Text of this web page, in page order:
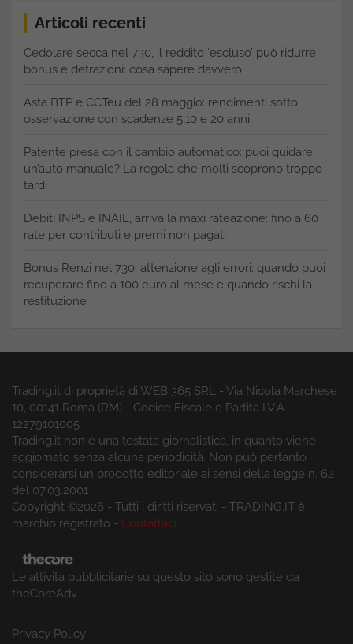
Articoli recenti
Cedolare secca nel 730, il reddito ‘escluso’ può ridurre
bonus e detrazioni: cosa sapere davvero
Asta BTP e CCTeu del 28 maggio: rendimenti sotto
osservazione con scadenze 5,10 e 20 anni
Patente presa con il cambio automatico: puoi guidare
un’auto manuale? La regola che molti scoprono troppo
tardi
Debiti INPS e INAIL, arriva la maxi rateazione: fino a 60
rate per contributi e premi non pagati
Bonus Renzi nel 730, attenzione agli errori: quando puoi
recuperare fino a 100 euro al mese e quando rischi la
restituzione
Trading.it di proprietà di WEB 365 SRL - Via Nicola Marchese
10, 00141 Roma (RM) - Codice Fiscale e Partita I.V.A.
12279101005
Trading.it non è una testata giornalistica, in quanto viene
aggiornato senza alcuna periodicità. Non può pertanto
considerarsi un prodotto editoriale ai sensi della legge n. 62
del 07.03.2001
Copyright ©2026 - Tutti i diritti riservati - TRADING.IT è
marchio registrato - Contattaci
Le attività pubblicitarie su questo sito sono gestite da
theCoreAdv
Privacy Policy